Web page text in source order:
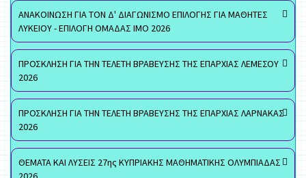
ΑΝΑΚΟΙΝΩΣΗ ΓΙΑ ΤΟΝ Δ' ΔΙΑΓΩΝΙΣΜΟ ΕΠΙΛΟΓΗΣ ΓΙΑ ΜΑΘΗΤΕΣ
ΛΥΚΕΙΟΥ - ΕΠΙΛΟΓΗ ΟΜΑΔΑΣ ΙΜΟ 2026
ΠΡΟΣΚΛΗΣΗ ΓΙΑ ΤΗΝ ΤΕΛΕΤΗ ΒΡΑΒΕΥΣΗΣ ΤΗΣ ΕΠΑΡΧΙΑΣ ΛΕΜΕΣΟΥ
2026
ΠΡΟΣΚΛΗΣΗ ΓΙΑ ΤΗΝ ΤΕΛΕΤΗ ΒΡΑΒΕΥΣΗΣ ΤΗΣ ΕΠΑΡΧΙΑΣ ΛΑΡΝΑΚΑΣ
2026
ΘΕΜΑΤΑ ΚΑΙ ΛΥΣΕΙΣ 27ης ΚΥΠΡΙΑΚΗΣ ΜΑΘΗΜΑΤΙΚΗΣ ΟΛΥΜΠΙΑΔΑΣ